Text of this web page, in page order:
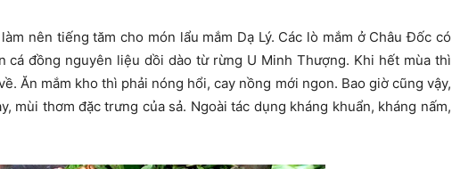
nên tiếng tăm cho món lẩu mắm Dạ Lý. Các lò mắm ở Châu Đốc có
cá đồng nguyên liệu dồi dào từ rừng U Minh Thượng. Khi hết mùa thì
Ăn mắm kho thì phải nóng hổi, cay nồng mới ngon. Bao giờ cũng vậy,
mùi thơm đặc trưng của sả. Ngoài tác dụng kháng khuẩn, kháng nấm,